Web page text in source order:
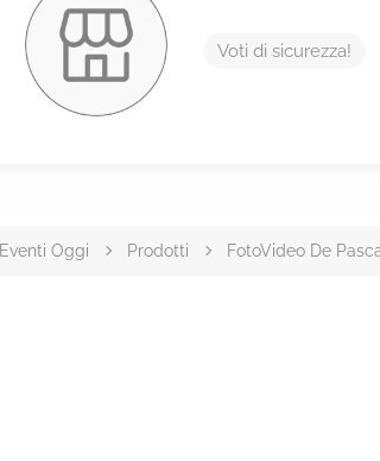
Voti di sicurezza!
Eventi Oggi Prodotti FotoVideo De